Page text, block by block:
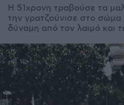
Η 51χρονη τραβούσε τα
την γρατζούνισε στο σώμα
δύναμη από τον λαιμό και